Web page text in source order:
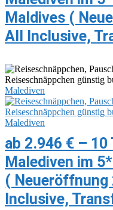
Maldives (
All Inclusive,
Malediven
Malediven
ab 2.946 € – 10
Malediven im
( Neueröffnung
Inclusive,